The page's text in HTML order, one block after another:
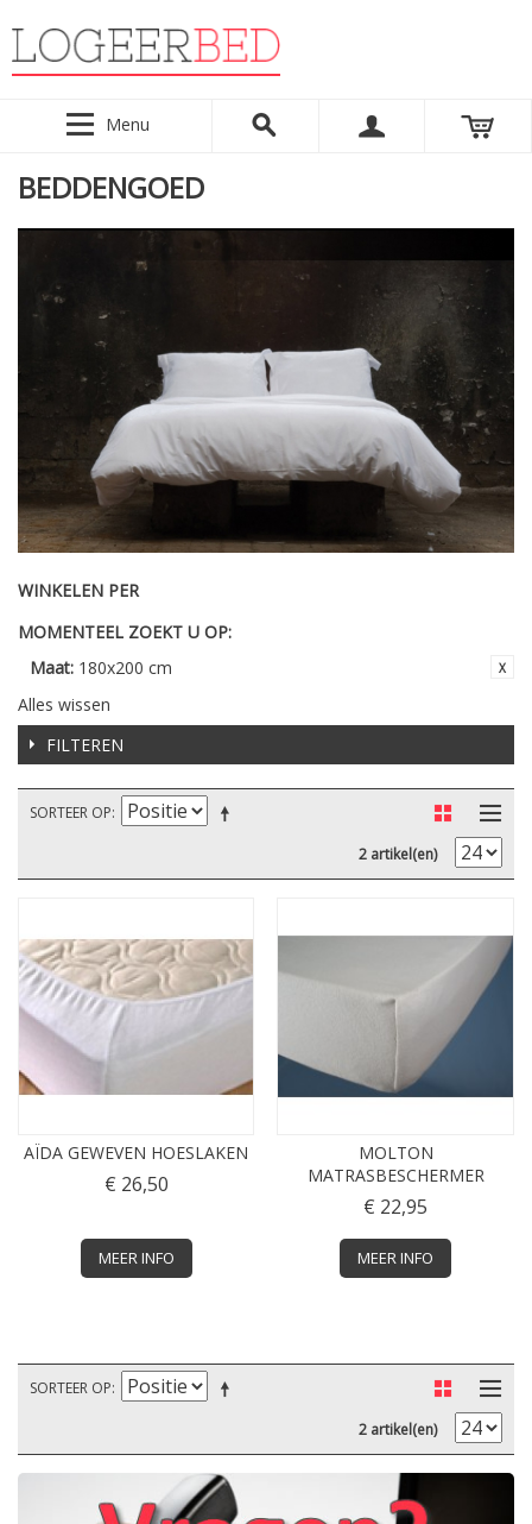
Menu
BEDDENGOED
WINKELEN PER
MOMENTEEL ZOEKT U OP:
Maat: 180x200 cm
Alles wissen
FILTEREN
SORTEER OP
2 artikel(en)
AÏDA GEWEVEN HOESLAKEN
€ 26,50
MEER INFO
MOLTON
MATRASBESCHERMER
€ 22,95
MEER INFO
SORTEER OP
2 artikel(en)